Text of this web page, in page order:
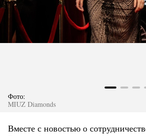
Фото:
MIUZ Diamonds
Вместе с новостью о